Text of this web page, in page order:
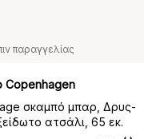
παραγγελίας
Copenhagen
σκαμπό μπαρ, Δρυς-
ατσάλι, 65 εκ.